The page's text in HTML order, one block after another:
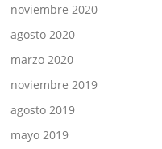
noviembre 2020
agosto 2020
marzo 2020
noviembre 2019
agosto 2019
mayo 2019